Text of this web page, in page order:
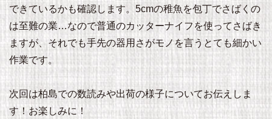
できているかも確認します。5cmの稚魚を包丁でさばくの
は至難の業…なので普通のカッターナイフを使ってさばき
ますが、それでも手先の器用さがモノを言うとても細かい
作業です。
次回は柏島での数読みや出荷の様子についてお伝えしま
す！お楽しみに！